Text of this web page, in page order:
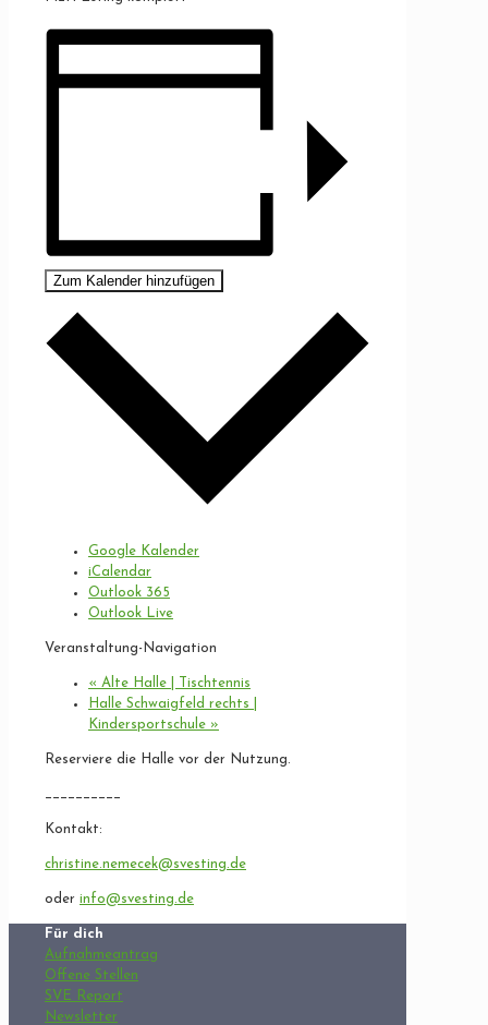
Zum Kalender hinzufügen
Google Kalender
iCalendar
Outlook 365
Outlook Live
Veranstaltung-Navigation
« Alte Halle | Tischtennis
Halle Schwaigfeld rechts |
Kindersportschule »
Reserviere die Halle vor der Nutzung.
__________
Kontakt:
christine.nemecek@svesting.de
oder info@svesting.de
Für dich
Aufnahmeantrag
Offene Stellen
SVE Report
Newsletter